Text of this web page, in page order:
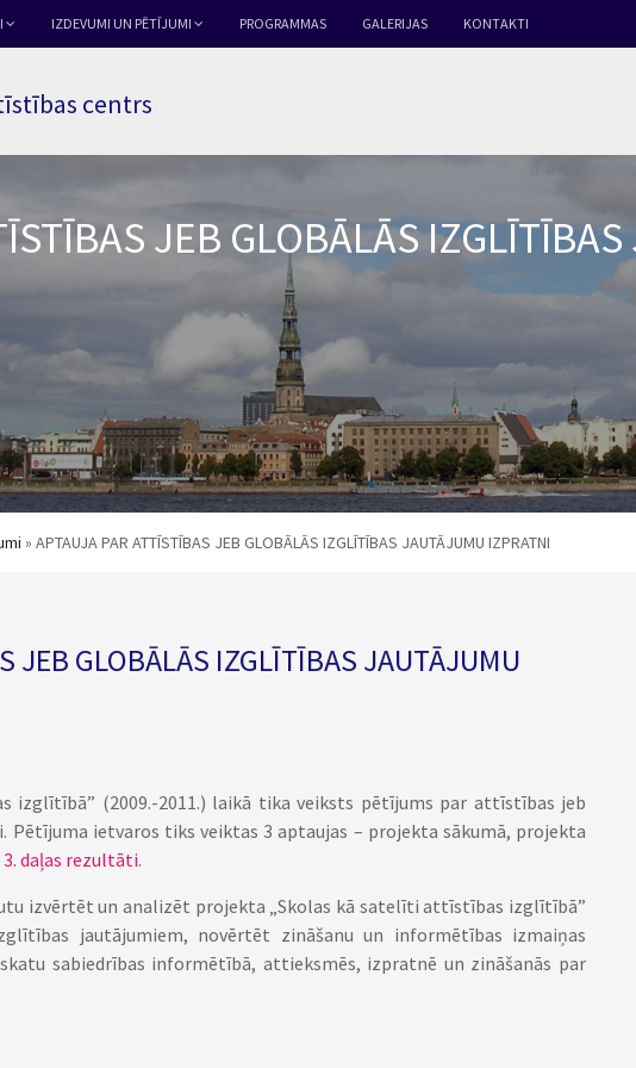
IZDEVUMI UN PĒTĪJUMI PROGRAMMAS GALERIJAS KONTAKTI
centrs
JEB GLOBĀLĀS
» APTAUJA PAR ATTĪSTĪBAS JEB GLOBĀLĀS IZGLĪTĪBAS JAUTĀJUMU IZPRATNI
JEB GLOBĀLĀS IZGLĪTĪBAS JAUTĀJUMU
izglītībā” (2009.-2011.) laikā tika veiksts pētījums par attīstības jeb
ietvaros tiks veiktas 3 aptaujas – projekta sākumā, projekta
daļas rezultāti.
izvērtēt un analizēt projekta „Skolas kā satelīti attīstības izglītībā”
jautājumiem, novērtēt zināšanu un informētības izmaiņas
sabiedrības informētībā, attieksmēs, izpratnē un zināšanās par